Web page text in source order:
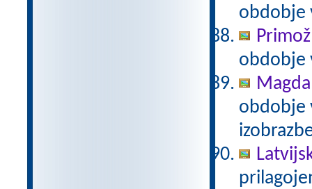
obdobje
obdobje
obdobje